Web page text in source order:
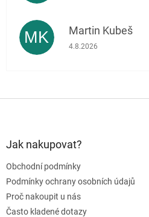
MK Martin Kubeš
Hodnocení obchodu
4.8.2026
Jak nakupovat?
Obchodní podmínky
Podmínky ochrany osobních údajů
Proč nakoupit u nás
Často kladené dotazy